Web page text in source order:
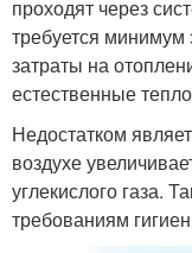
проходят через
требуется минимум
затраты на
естественные
Недостатком
воздухе
углекислого газа.
требованиям